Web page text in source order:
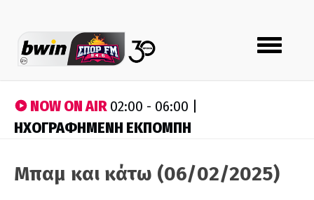
Toggle
navigation
NOW ON AIR02:00 - 06:00 |
ΗΧΟΓΡΑΦΗΜΕΝΗ ΕΚΠΟΜΠΗ
Μπαμ και κάτω (06/02/2025)